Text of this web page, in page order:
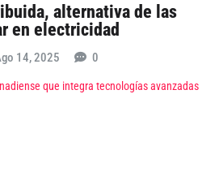
alternativa de las
en electricidad
14, 2025 0
que integra tecnologías avanzadas